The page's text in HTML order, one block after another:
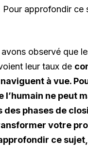
approfondir ce
observé que
leur taux de
à vue.
ne peut
phases de
votre
ce